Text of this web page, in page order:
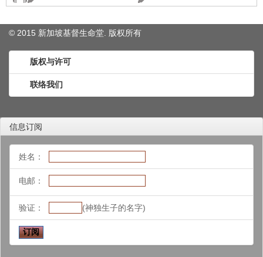
© 2015 新加坡基督生命堂. 版权所有
版权与许可
联络我们
信息订阅
姓名：
电邮：
验证： (神独生子的名字)